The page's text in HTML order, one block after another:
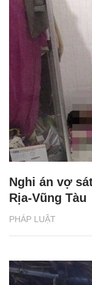
PHÁP LUẬT
Nghi án vợ
Rịa-Vũng Tàu